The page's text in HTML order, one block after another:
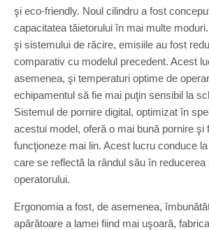
şi eco-friendly. Noul cilindru a fost
capacitatea tăietorului în mai multe
şi sistemului de răcire, emisiile au fost
comparativ cu modelul precedent. Acest
asemenea, şi temperaturi optime de
echipamentul să fie mai puţin sensibil la
Sistemul de pornire digital, optimizat în
acestui model, oferă o mai bună pornire şi
funcţioneze mai lin. Acest lucru conduce
care se reflectă la rândul său în reducerea
operatorului.
Ergonomia a fost, de asemenea,
apărătoare a lamei fiind mai uşoară,